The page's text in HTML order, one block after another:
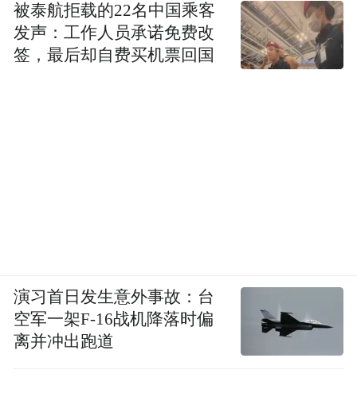
被泰航拒载的22名中国乘客
发声：工作人员承诺免费改
签，最后却自费买机票回国
演习首日发生意外事故：台
空军一架F-16战机降落时偏
离并冲出跑道